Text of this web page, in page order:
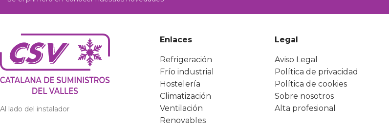
Al lado del instalador
Enlaces
Refrigeración
Frío industrial
Hostelería
Climatización
Ventilación
Renovables
Legal
Aviso Legal
Política de privacidad
Política de cookies
Sobre nosotros
Alta profesional